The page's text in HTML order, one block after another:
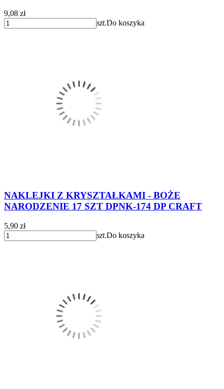
9,08 zł
szt.Do koszyka
NAKLEJKI Z KRYSZTAŁKAMI - BOŻE
NARODZENIE 17 SZT DPNK-174 DP CRAFT
5,90 zł
szt.Do koszyka